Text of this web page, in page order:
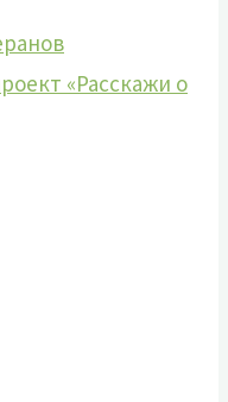
«Расскажи о